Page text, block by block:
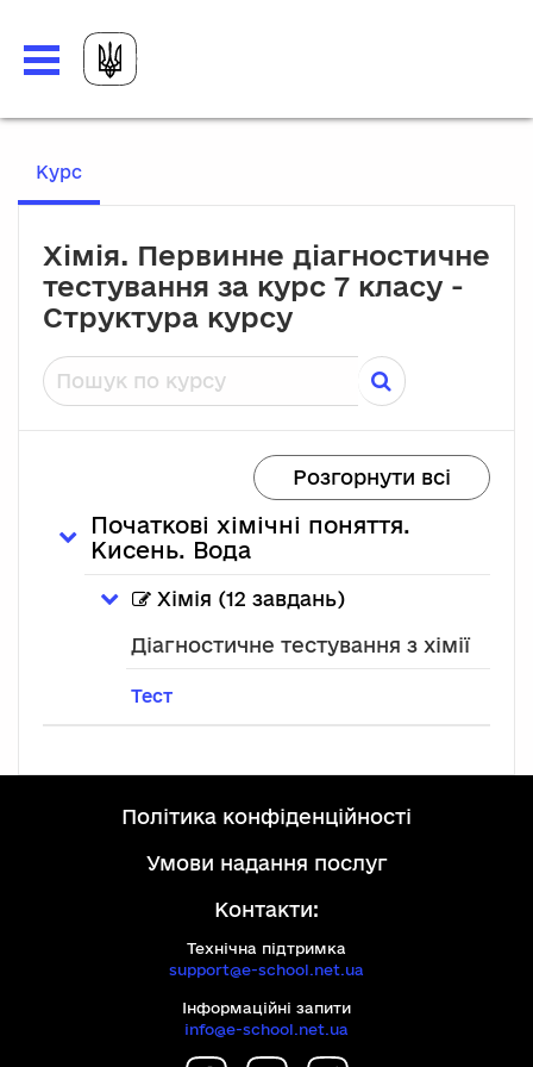
Курс, Поточне місце розташування
Хімія. Первинне діагностичне
тестування за курс 7 класу -
Структура курсу
Пошук по курсу
Розгорнути всі
Початкові хімічні поняття.
Кисень. Вода
Хімія (12 завдань)
Діагностичне тестування з хіміїЦей
Тест
політика конфіденційності
умови надання послуг
Контакти:
Технічна підтримка
support@e-school.net.ua
Інформаційні запити
info@e-school.net.ua